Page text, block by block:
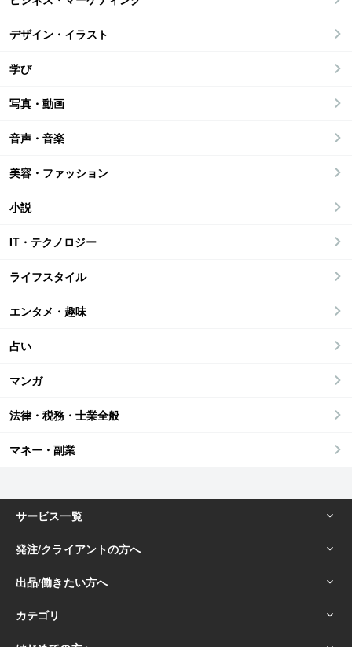
デザイン・イラスト
学び
写真・動画
音声・音楽
美容・ファッション
小説
IT・テクノロジー
ライフスタイル
エンタメ・趣味
占い
マンガ
法律・税務・士業全般
マネー・副業